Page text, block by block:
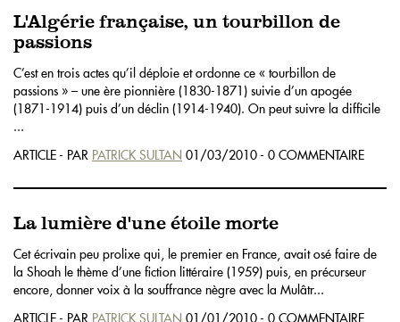
L'Algérie française, un tourbillon de
passions
C’est en trois actes qu’il déploie et ordonne ce « tourbillon de
passions » – une ère pionnière (1830-1871) suivie d’un apogée
(1871-1914) puis d’un déclin (1914-1940). On peut suivre la difficile
...
ARTICLE - PAR PATRICK SULTAN 01/03/2010 - 0 COMMENTAIRE
La lumière d'une étoile morte
Cet écrivain peu prolixe qui, le premier en France, avait osé faire de
la Shoah le thème d’une fiction littéraire (1959) puis, en précurseur
encore, donner voix à la souffrance nègre avec la Mulâtr...
ARTICLE - PAR PATRICK SULTAN 01/01/2010 - 0 COMMENTAIRE